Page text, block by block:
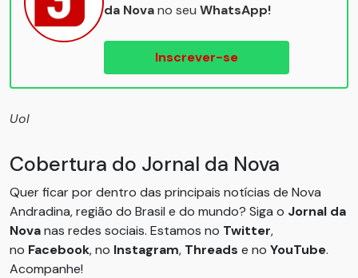
da Novano seu WhatsApp!
Inscrever-se
Uol
Cobertura do Jornal da Nova
Quer ficar por dentro das principais notícias de Nova
Andradina, região do Brasil e do mundo? Siga o Jornal da
Novanas redes sociais. Estamos no Twitter,
no Facebook, no Instagram, Threads e no YouTube.
Acompanhe!